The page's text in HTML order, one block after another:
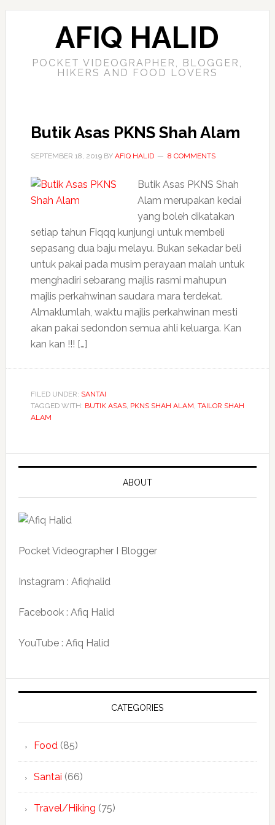
AFIQ HALID
POCKET VIDEOGRAPHER, BLOGGER,
HIKERS AND FOOD LOVERS
Butik Asas PKNS Shah Alam
SEPTEMBER 18, 2019BY AFIQ HALID 8 COMMENTS
Butik Asas PKNS Shah
Alam merupakan kedai
yang boleh dikatakan
setiap tahun Fiqqq kunjungi untuk membeli
sepasang dua baju melayu. Bukan sekadar beli
untuk pakai pada musim perayaan malah untuk
menghadiri sebarang majlis rasmi mahupun
majlis perkahwinan saudara mara terdekat.
Almaklumlah, waktu majlis perkahwinan mesti
akan pakai sedondon semua ahli keluarga. Kan
kan kan !!! […]
FILED UNDER: SANTAI
TAGGED WITH: BUTIK ASAS, PKNS SHAH ALAM, TAILOR SHAH
ALAM
ABOUT
Pocket Videographer I Blogger
Instagram : Afiqhalid
Facebook : Afiq Halid
YouTube : Afiq Halid
CATEGORIES
Food(85)
Santai (66)
Travel/Hiking (75)